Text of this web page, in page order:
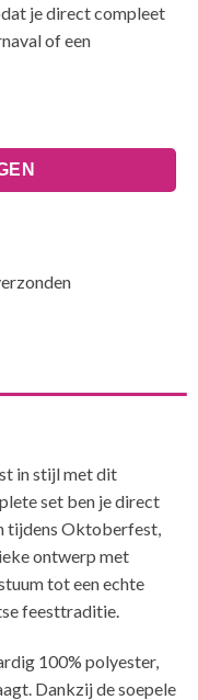
je direct compleet
of een
in stijl met dit
set ben je direct
tijdens Oktoberfest,
ontwerp met
tot een echte
feesttraditie.
100% polyester,
Dankzij de soepele